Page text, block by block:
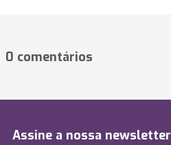
0 comentários
Assine a nossa newsletter